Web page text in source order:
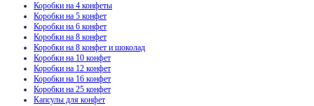
Коробки на 4 конфеты
Коробки на 5 конфет
Коробки на 6 конфет
Коробки на 8 конфет
Коробки на 8 конфет и шоколад
Коробки на 10 конфет
Коробки на 12 конфет
Коробки на 16 конфет
Коробки на 25 конфет
Капсулы для конфет